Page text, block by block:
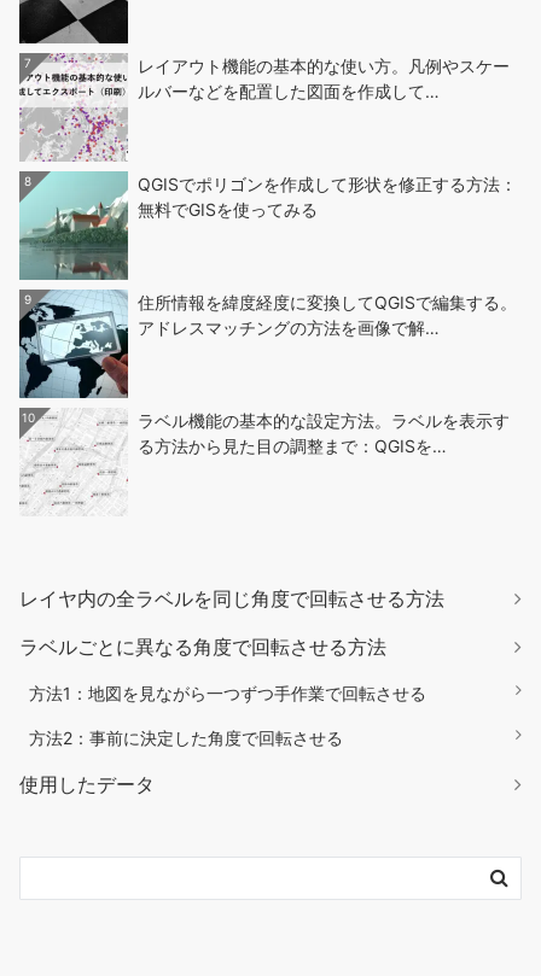
7
レイアウト機能の基本的な使い方。凡例やスケー
ルバーなどを配置した図面を作成して…
8
QGISでポリゴンを作成して形状を修正する方法：
無料でGISを使ってみる
9
住所情報を緯度経度に変換してQGISで編集する。
アドレスマッチングの方法を画像で解…
10
ラベル機能の基本的な設定方法。ラベルを表示す
る方法から見た目の調整まで：QGISを…
レイヤ内の全ラベルを同じ角度で回転させる方法
ラベルごとに異なる角度で回転させる方法
方法1：地図を見ながら一つずつ手作業で回転させる
方法2：事前に決定した角度で回転させる
使用したデータ